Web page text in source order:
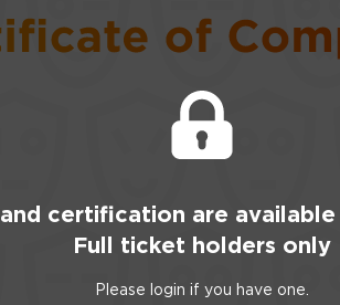
and certification are
Full ticket holders only
Please login if you have one.